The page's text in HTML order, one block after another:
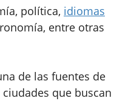
política, idiomas
entre otras
de las fuentes de
ciudades que buscan